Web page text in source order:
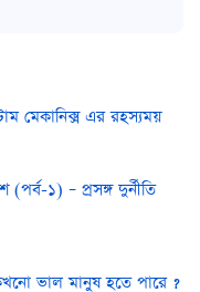
মেকানিক্স এর রহস্যময়
১) – প্রসঙ্গ দুর্নীতি
ভাল মানুষ হতে পারে ?